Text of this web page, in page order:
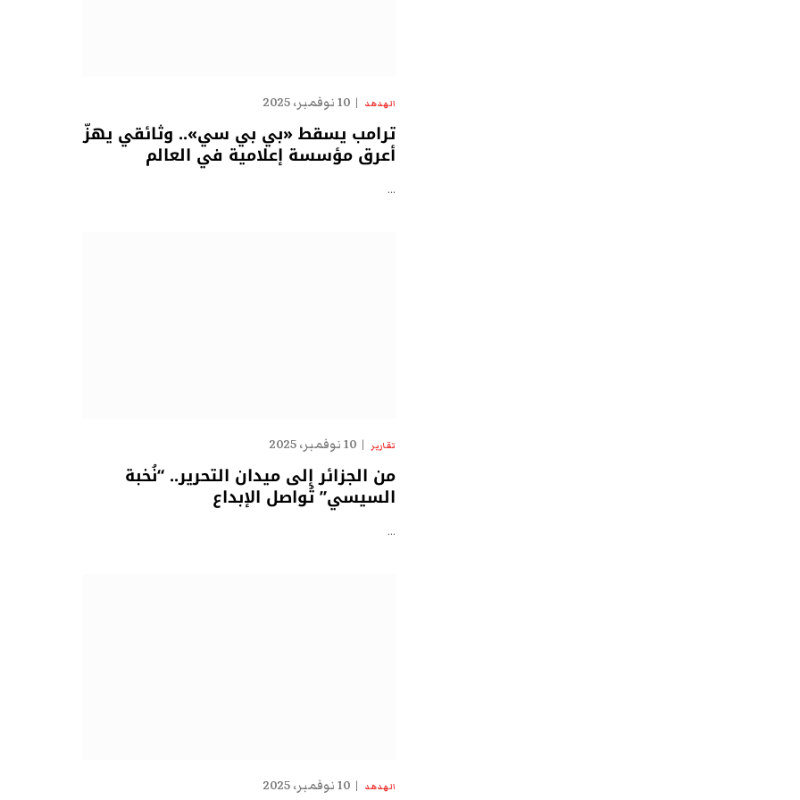
الهدهد 10 نوفمبر، 2025
ترامب يسقط «بي بي سي».. وثائقي يهزّ
أعرق مؤسسة إعلامية في العالم
…
تقارير 10 نوفمبر، 2025
من الجزائر إلى ميدان التحرير.. “نُخبة
السيسي” تُواصل الإبداع
…
الهدهد 10 نوفمبر، 2025